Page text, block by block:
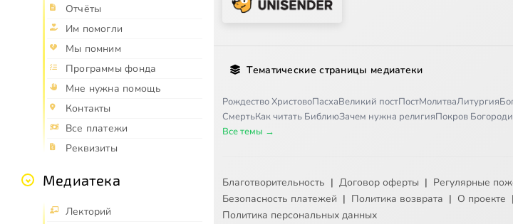
Отчёты
Им помогли
Мы помним
Программы фонда
Мне нужна помощь
Контакты
Все платежи
Реквизиты
Медиатека
Лекторий
Тематические страницы медиатеки
Рождество ХристовоПасхаВеликий постПостМолитваЛитургия
СмертьКак читать БиблиюЗачем нужна религияПокров
Все темы →
Благотворительность | Договор оферты | Регулярные
Безопасность платежей | Политика возврата | О проекте |
Политика персональных данных